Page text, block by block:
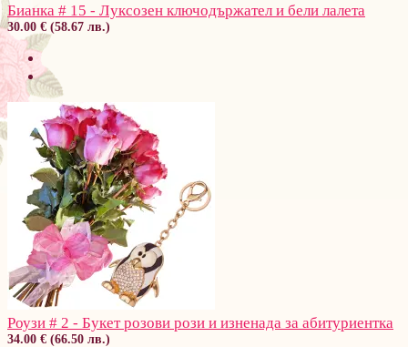
Бианка # 15 - Луксозен ключодържател и бели лалета
30.00 € (58.67 лв.)
Роузи # 2 - Букет розови рози и изненада за абитуриентка
34.00 € (66.50 лв.)